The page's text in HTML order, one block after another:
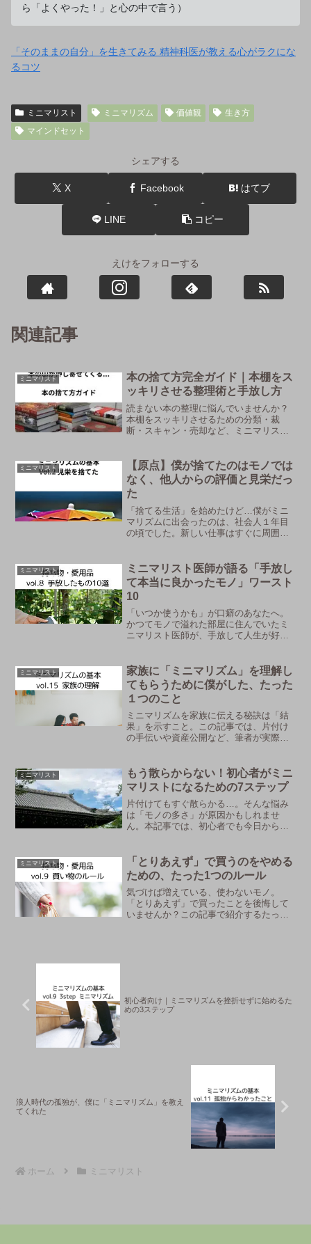
ら「よくやった！」と心の中で言う）
「そのままの自分」を生きてみる 精神科医が教える心がラクにな
るコツ
ミニマリスト ミニマリズム 価値観
生き方
マインドセット
シェアする
X Facebook はてブ
LINE コピー
えけをフォローする
関連記事
ミニマリスト
本の捨て方完全ガイド｜本棚をス
ッキリさせる整理術と手放し方
読まない本の整理に悩んでいませんか？
本棚をスッキリさせるための分類・裁
断・スキャン・売却など、ミニマリスト
ミニマリスト
【原点】僕が捨てたのはモノでは
なく、他人からの評価と見栄だっ
た
「捨てる生活」を始めたけど…僕がミニ
マリズムに出会ったのは、社会人１年目
の頃でした。新しい仕事はすぐに周囲と
になると無意味なネットショッピングを
していました。新しい服、...
ミニマリスト
ミニマリスト医師が語る「手放し
て本当に良かったモノ」ワースト
10
「いつか使うかも」が口癖のあなたへ。
かつてモノで溢れた部屋に住んでいたミ
ニマリスト医師が、手放して人生が好転
の方法です。この記事を読めば、きっと
あなたの背中を押してくれるはず。
ミニマリスト
家族に「ミニマリズム」を理解し
てもらうために僕がした、たった
１つのこと
ミニマリズムを家族に伝える秘訣は「結
果」を示すこと。この記事では、片付け
の手伝いや資産公開など、筆者が実際に
ませんか？
ミニマリスト
もう散らからない！初心者がミニ
マリストになるための7ステップ
片付けてもすぐ散らかる…。そんな悩み
は「モノの多さ」が原因かもしれませ
ん。本記事では、初心者でも今日から始
で心地よい暮らしを手に入れましょう。
ミニマリスト
「とりあえず」で買うのをやめる
ための、たった1つのルール
気づけば増えている、使わないモノ。
「とりあえず」で買ったことを後悔して
いませんか？この記事で紹介するたった1
初心者向け｜ミニマリズムを挫折せずに始めるた
めの3ステップ
浪人時代の孤独が、僕に「ミニマリズム」を教え
てくれた
ホーム ミニマリスト